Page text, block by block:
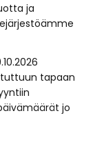
ja
tuttuun tapaan
jo